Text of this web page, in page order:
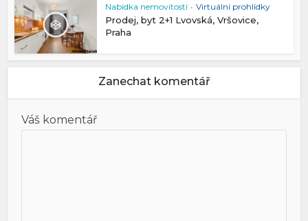
Nabídka nemovitostí • Virtuální prohlídky
Prodej, byt 2+1 Lvovská, Vršovice,
Praha
Zanechat komentář
Váš komentář